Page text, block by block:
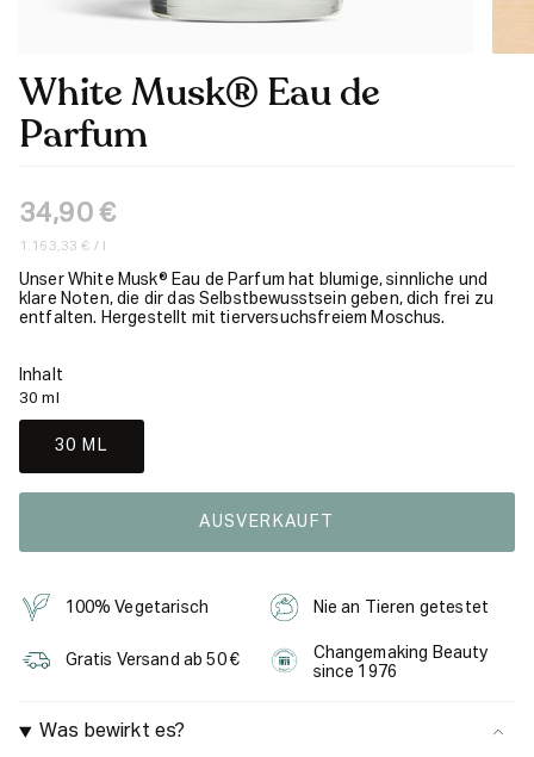
White Musk® Eau de
Parfum
34,90 €
Einheitspreis
1.163,33 € /pro
Unser White Musk® Eau de Parfum hat blumige, sinnliche und
klare Noten, die dir das Selbstbewusstsein geben, dich frei zu
entfalten. Hergestellt mit tierversuchsfreiem Moschus.
Inhalt
30 ml
30 ML
AUSVERKAUFT
100% Vegetarisch Nie an Tieren getestet
Gratis Versand ab 50 €
Changemaking Beauty
since 1976
Was bewirkt es?